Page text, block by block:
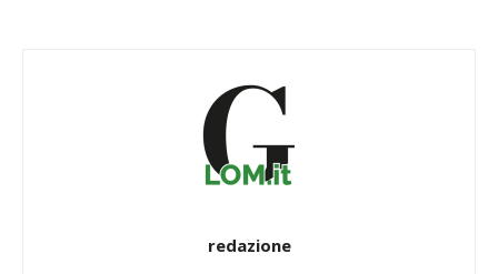
redazione